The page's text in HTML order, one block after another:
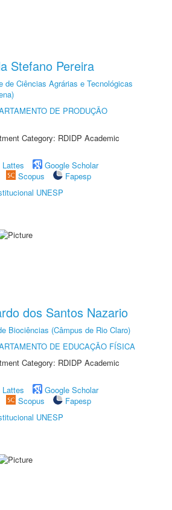
Stefano Pereira
de Ciências Agrárias e Tecnológicas
DE PRODUÇÃO
Category: RDIDP Academic
Lattes
Google Scholar
Scopus
Fapesp
UNESP
dos Santos Nazario
Biociências (Câmpus de Rio Claro)
DE EDUCAÇÃO FÍSICA
Category: RDIDP Academic
Lattes
Google Scholar
Scopus
Fapesp
UNESP